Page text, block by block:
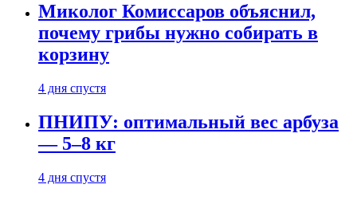
Миколог Комиссаров объяснил,
почему грибы нужно собирать в
корзину
4 дня спустя
ПНИПУ: оптимальный вес арбуза
— 5–8 кг
4 дня спустя